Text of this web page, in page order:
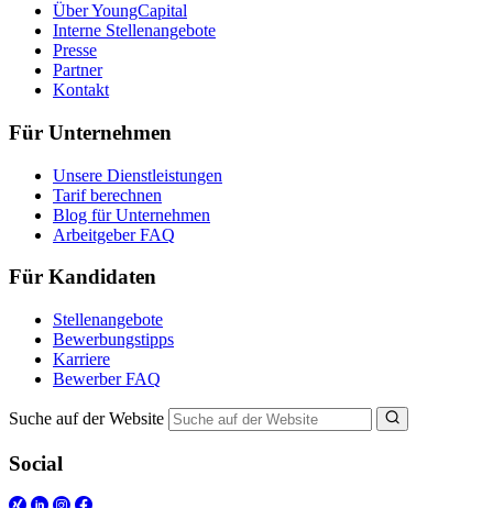
Über YoungCapital
Interne Stellenangebote
Presse
Partner
Kontakt
Für Unternehmen
Unsere Dienstleistungen
Tarif berechnen
Blog für Unternehmen
Arbeitgeber FAQ
Für Kandidaten
Stellenangebote
Bewerbungstipps
Karriere
Bewerber FAQ
Suche auf der Website
Social